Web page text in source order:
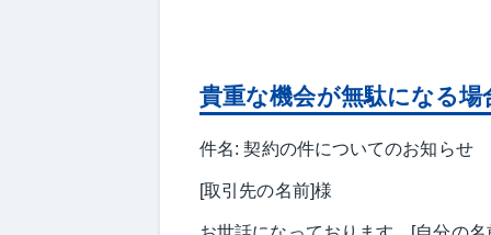
貴重な機会が無駄になる場
件名: 契約の件についてのお知らせ
[取引先の名前]様